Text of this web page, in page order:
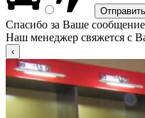
Спасибо за Ваше
Наш менеджер свяжется с